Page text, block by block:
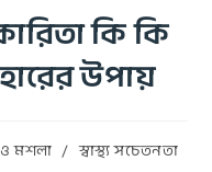
কি কি
উপায়
মশলা / স্বাস্থ্য সচেতনতা